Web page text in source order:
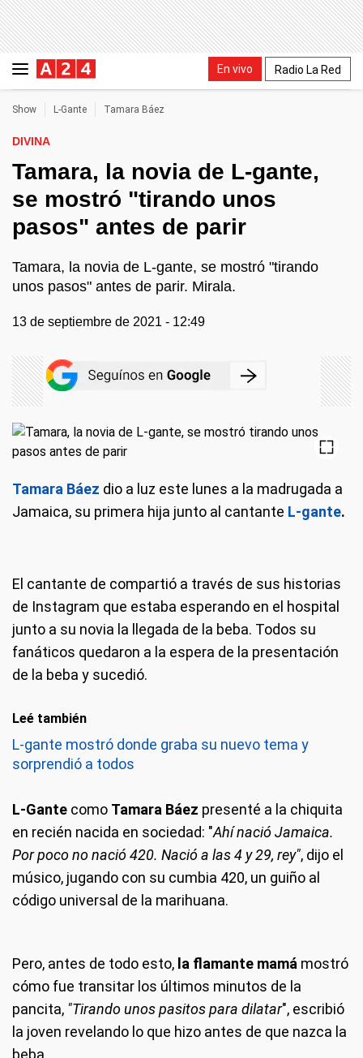
En vivo Radio La Red
Show L-Gante Tamara Báez
DIVINA
Tamara, la novia de L-gante,
se mostró "tirando unos
pasos" antes de parir
Tamara, la novia de L-gante, se mostró "tirando
unos pasos" antes de parir. Mirala.
13 de septiembre de 2021 - 12:49
Tamara Báez dio a luz este lunes a la madrugada a
Jamaica, su primera hija junto al cantante L-gante.
El cantante de compartió a través de sus historias
de Instagram que estaba esperando en el hospital
junto a su novia la llegada de la beba. Todos su
fanáticos quedaron a la espera de la presentación
de la beba y sucedió.
Leé también
L-gante mostró donde graba su nuevo tema y
sorprendió a todos
L-Gante como Tamara Báez presenté a la chiquita
en recién nacida en sociedad: "Ahí nació Jamaica.
Por poco no nació 420. Nació a las 4 y 29, rey", dijo el
músico, jugando con su cumbia 420, un guiño al
código universal de la marihuana.
Pero, antes de todo esto, la flamante mamá mostró
cómo fue transitar los últimos minutos de la
pancita, "Tirando unos pasitos para dilatar", escribió
la joven revelando lo que hizo antes de que nazca la
beba.